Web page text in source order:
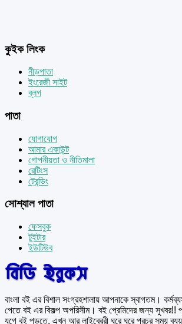
কুইক লিংক
নীড়পাতা
ইংরেজী সাইট
ব্লগ
পাতা
যোগাযোগ
আমার একাউন্ট
গোপনীয়তা ও নীতিমালা
রেটিংস
ট্রেন্ডিং
সোশ্যাল পাতা
ফেসবুক
টুইটার
ইউটিউব
বাংলা বই এর বিশাল সংগ্রহশালায় আপনাকে স্বাগতম।
পেতে বই এর বিকল্প অপরিসীম। বই প্রেমিদের জন্য সুখবর!!
যুগে বই পড়তে, এখন আর লাইব্রেরী ঘুরে ঘুরে প্রচুর সময়